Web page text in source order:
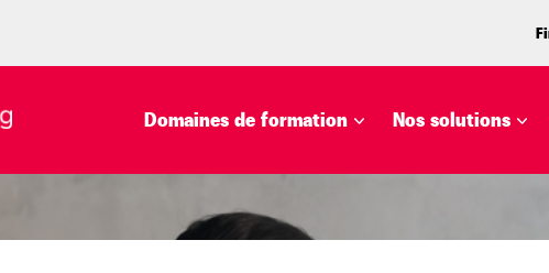
Domaines de formation Nos solutions